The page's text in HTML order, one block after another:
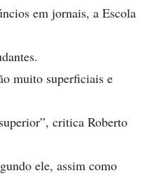
em jornais, a Escola
muito superficiais e
critica Roberto
ele, assim como